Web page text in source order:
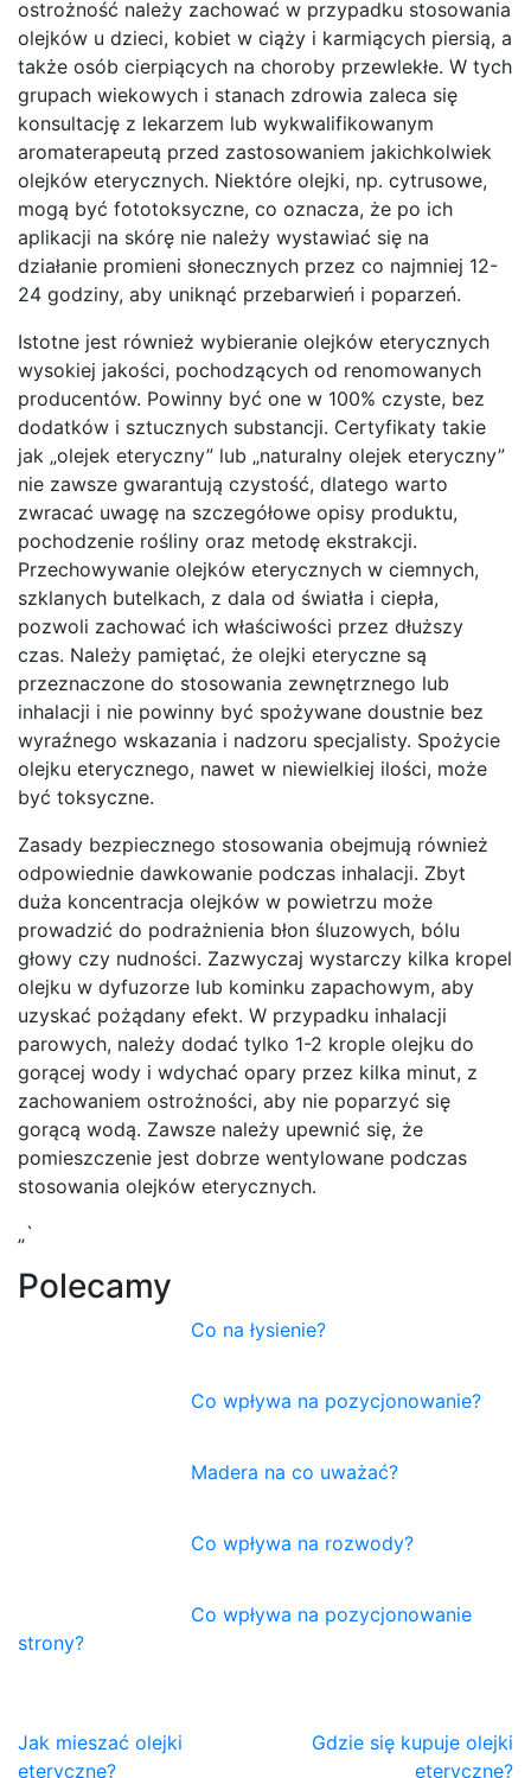
ostrożność należy zachować w przypadku stosowania
olejków u dzieci, kobiet w ciąży i karmiących piersią, a
także osób cierpiących na choroby przewlekłe. W tych
grupach wiekowych i stanach zdrowia zaleca się
konsultację z lekarzem lub wykwalifikowanym
aromaterapeutą przed zastosowaniem jakichkolwiek
olejków eterycznych. Niektóre olejki, np. cytrusowe,
mogą być fototoksyczne, co oznacza, że po ich
aplikacji na skórę nie należy wystawiać się na
działanie promieni słonecznych przez co najmniej 12-
24 godziny, aby uniknąć przebarwień i poparzeń.
Istotne jest również wybieranie olejków eterycznych
wysokiej jakości, pochodzących od renomowanych
producentów. Powinny być one w 100% czyste, bez
dodatków i sztucznych substancji. Certyfikaty takie
jak „olejek eteryczny” lub „naturalny olejek eteryczny”
nie zawsze gwarantują czystość, dlatego warto
zwracać uwagę na szczegółowe opisy produktu,
pochodzenie rośliny oraz metodę ekstrakcji.
Przechowywanie olejków eterycznych w ciemnych,
szklanych butelkach, z dala od światła i ciepła,
pozwoli zachować ich właściwości przez dłuższy
czas. Należy pamiętać, że olejki eteryczne są
przeznaczone do stosowania zewnętrznego lub
inhalacji i nie powinny być spożywane doustnie bez
wyraźnego wskazania i nadzoru specjalisty. Spożycie
olejku eterycznego, nawet w niewielkiej ilości, może
być toksyczne.
Zasady bezpiecznego stosowania obejmują również
odpowiednie dawkowanie podczas inhalacji. Zbyt
duża koncentracja olejków w powietrzu może
prowadzić do podrażnienia błon śluzowych, bólu
głowy czy nudności. Zazwyczaj wystarczy kilka kropel
olejku w dyfuzorze lub kominku zapachowym, aby
uzyskać pożądany efekt. W przypadku inhalacji
parowych, należy dodać tylko 1-2 krople olejku do
gorącej wody i wdychać opary przez kilka minut, z
zachowaniem ostrożności, aby nie poparzyć się
gorącą wodą. Zawsze należy upewnić się, że
pomieszczenie jest dobrze wentylowane podczas
stosowania olejków eterycznych.
„`
Polecamy
Co na łysienie?
Co wpływa na pozycjonowanie?
Madera na co uważać?
Co wpływa na rozwody?
Co wpływa na pozycjonowanie
strony?
Nawigacja
Jak mieszać olejki
eteryczne?
Gdzie się kupuje olejki
eteryczne?